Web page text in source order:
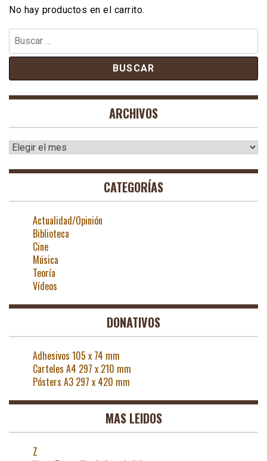
No hay productos en el carrito.
Buscar:
ARCHIVOS
Archivos
CATEGORÍAS
Actualidad/Opinión
Biblioteca
Cine
Música
Teoría
Vídeos
DONATIVOS
Adhesivos 105 x 74 mm
Carteles A4 297 x 210 mm
Pósters A3 297 x 420 mm
MAS LEIDOS
Z